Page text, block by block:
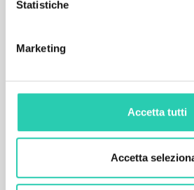
Statistiche
Marketing
Accetta tutti
Accetta